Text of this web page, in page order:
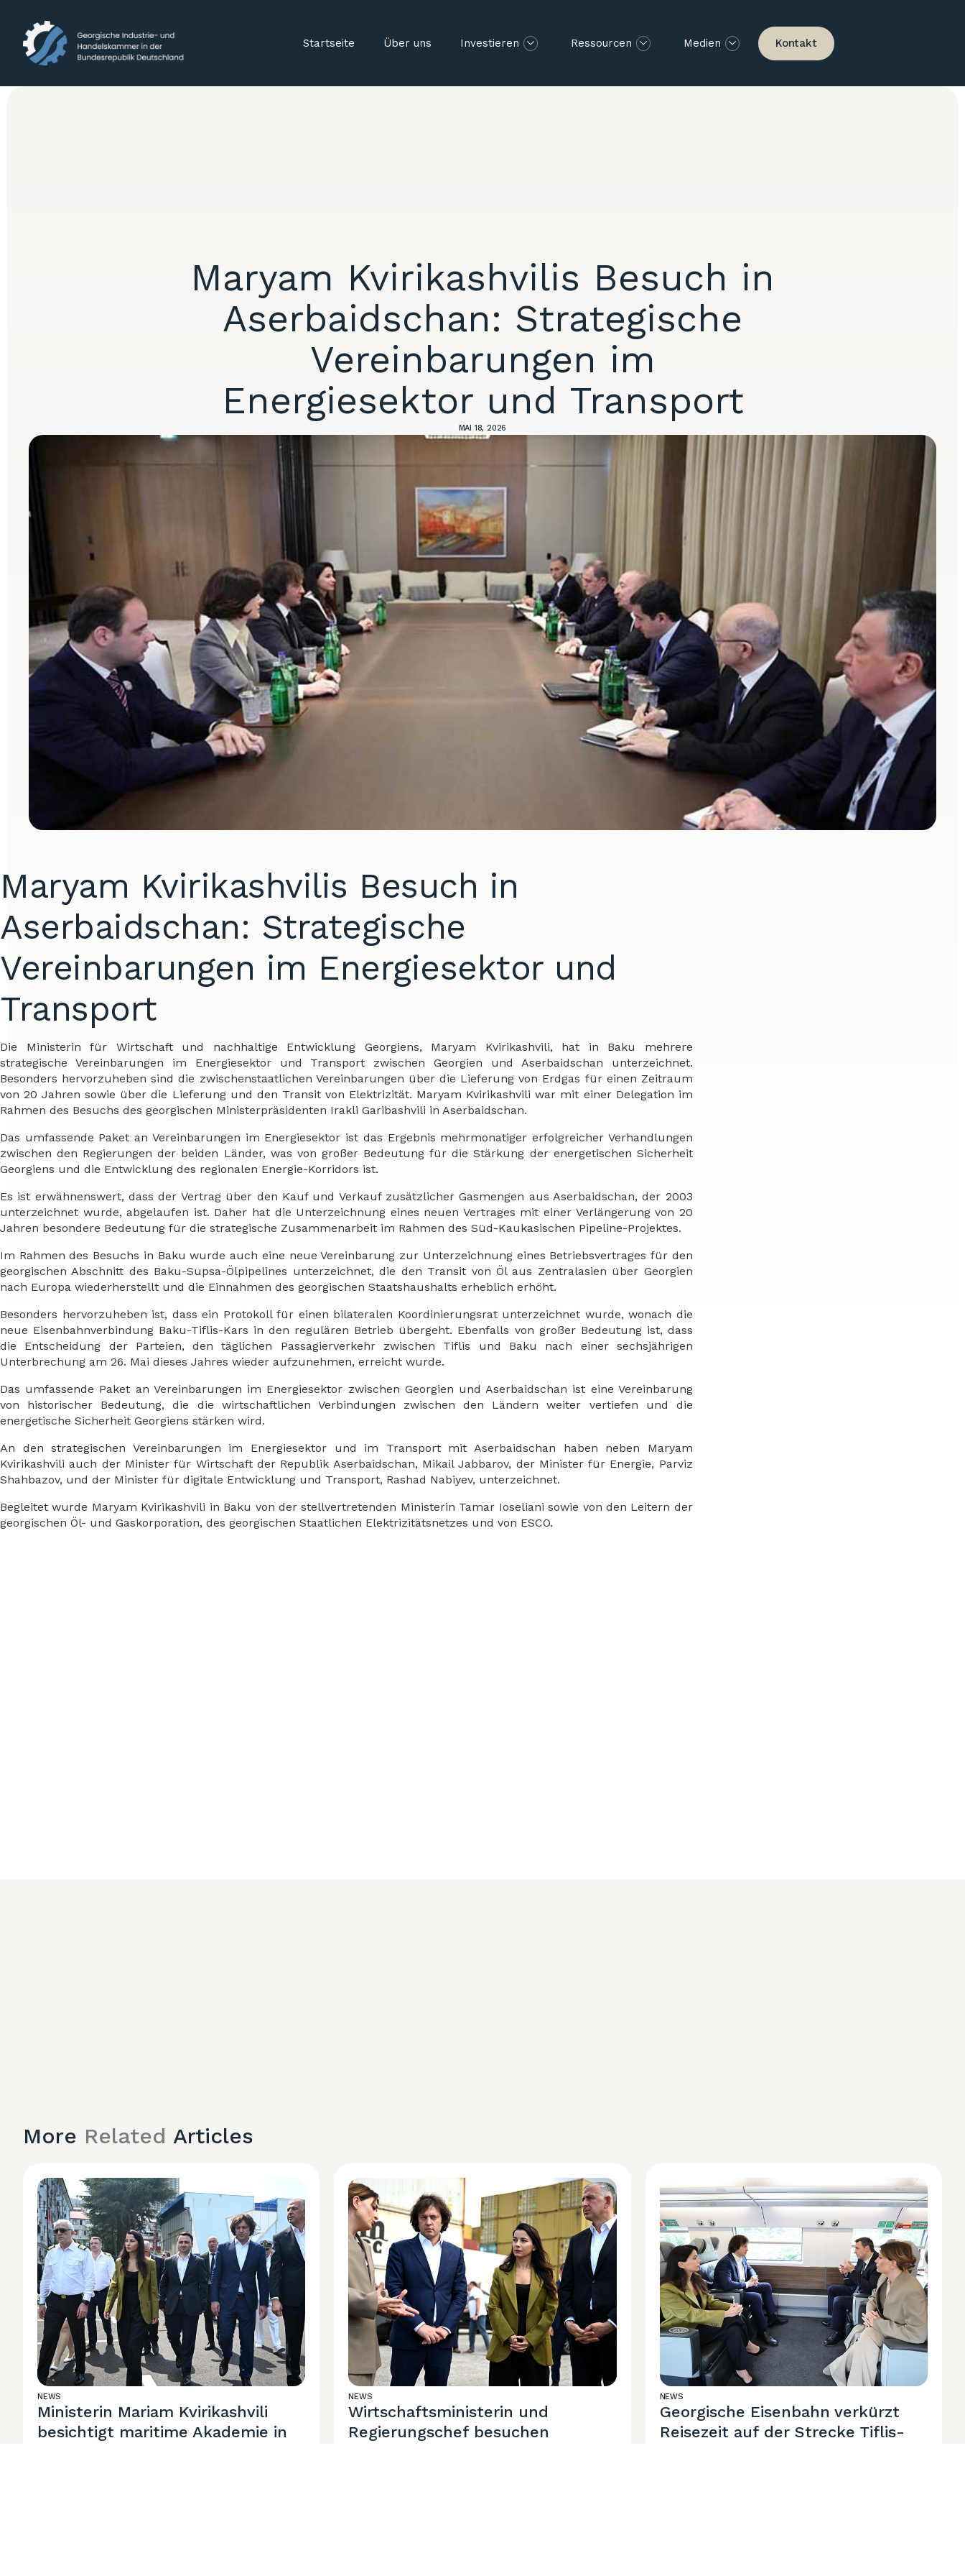
Startseite Über uns Investieren Ressourcen Medien Kontakt
Maryam Kvirikashvilis Besuch in
Aserbaidschan: Strategische
Vereinbarungen im
Energiesektor und Transport
MAI 18, 2026
Maryam Kvirikashvilis Besuch in
Aserbaidschan: Strategische
Vereinbarungen im Energiesektor und
Transport
Die Ministerin für Wirtschaft und nachhaltige Entwicklung Georgiens, Maryam Kvirikashvili, hat in Baku mehrere
strategische Vereinbarungen im Energiesektor und Transport zwischen Georgien und Aserbaidschan unterzeichnet.
Besonders hervorzuheben sind die zwischenstaatlichen Vereinbarungen über die Lieferung von Erdgas für einen Zeitraum
von 20 Jahren sowie über die Lieferung und den Transit von Elektrizität. Maryam Kvirikashvili war mit einer Delegation im
Rahmen des Besuchs des georgischen Ministerpräsidenten Irakli Garibashvili in Aserbaidschan.
Das umfassende Paket an Vereinbarungen im Energiesektor ist das Ergebnis mehrmonatiger erfolgreicher Verhandlungen
zwischen den Regierungen der beiden Länder, was von großer Bedeutung für die Stärkung der energetischen Sicherheit
Georgiens und die Entwicklung des regionalen Energie-Korridors ist.
Es ist erwähnenswert, dass der Vertrag über den Kauf und Verkauf zusätzlicher Gasmengen aus Aserbaidschan, der 2003
unterzeichnet wurde, abgelaufen ist. Daher hat die Unterzeichnung eines neuen Vertrages mit einer Verlängerung von 20
Jahren besondere Bedeutung für die strategische Zusammenarbeit im Rahmen des Süd-Kaukasischen Pipeline-Projektes.
Im Rahmen des Besuchs in Baku wurde auch eine neue Vereinbarung zur Unterzeichnung eines Betriebsvertrages für den
georgischen Abschnitt des Baku-Supsa-Ölpipelines unterzeichnet, die den Transit von Öl aus Zentralasien über Georgien
nach Europa wiederherstellt und die Einnahmen des georgischen Staatshaushalts erheblich erhöht.
Besonders hervorzuheben ist, dass ein Protokoll für einen bilateralen Koordinierungsrat unterzeichnet wurde, wonach die
neue Eisenbahnverbindung Baku-Tiflis-Kars in den regulären Betrieb übergeht. Ebenfalls von großer Bedeutung ist, dass
die Entscheidung der Parteien, den täglichen Passagierverkehr zwischen Tiflis und Baku nach einer sechsjährigen
Unterbrechung am 26. Mai dieses Jahres wieder aufzunehmen, erreicht wurde.
Das umfassende Paket an Vereinbarungen im Energiesektor zwischen Georgien und Aserbaidschan ist eine Vereinbarung
von historischer Bedeutung, die die wirtschaftlichen Verbindungen zwischen den Ländern weiter vertiefen und die
energetische Sicherheit Georgiens stärken wird.
An den strategischen Vereinbarungen im Energiesektor und im Transport mit Aserbaidschan haben neben Maryam
Kvirikashvili auch der Minister für Wirtschaft der Republik Aserbaidschan, Mikail Jabbarov, der Minister für Energie, Parviz
Shahbazov, und der Minister für digitale Entwicklung und Transport, Rashad Nabiyev, unterzeichnet.
Begleitet wurde Maryam Kvirikashvili in Baku von der stellvertretenden Ministerin Tamar Ioseliani sowie von den Leitern der
georgischen Öl- und Gaskorporation, des georgischen Staatlichen Elektrizitätsnetzes und von ESCO.
More Related Articles
NEWS
Ministerin Mariam Kvirikashvili
besichtigt maritime Akademie in
NEWS
Wirtschaftsministerin und
Regierungschef besuchen
NEWS
Georgische Eisenbahn verkürzt
Reisezeit auf der Strecke Tiflis-